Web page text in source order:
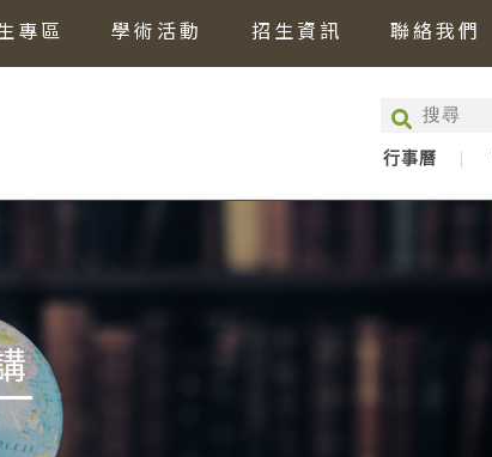
專區 學術活動 招生資訊 聯絡我們
行事曆